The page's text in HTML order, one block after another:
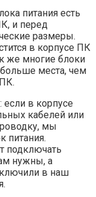
питания есть
и перед
размеры.
в корпусе ПК
же многие блоки
места, чем
: если в корпусе
кабелей или
мы
питания.
подключать
нужны, а
в наш